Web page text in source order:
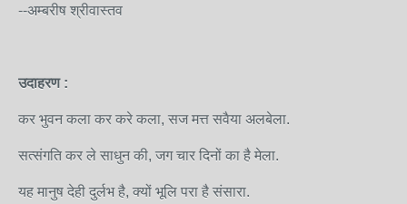
--अम्बरीष श्रीवास्तव
उदाहरण :
कर भुवन कला कर करे कला, सज मत्त सवैया अलबेला.
सत्संगति कर ले साधुन की, जग चार दिनों का है मेला.
यह मानुष देही दुर्लभ है, क्यों भूलि परा है संसारा.